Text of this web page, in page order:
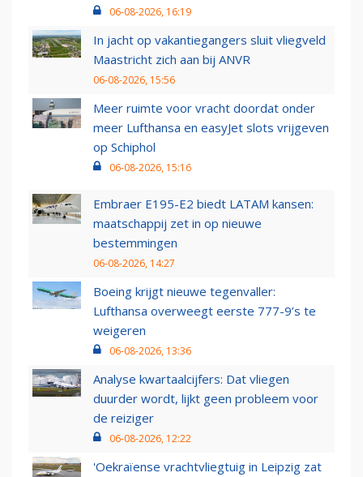
06-08-2026, 16:19
In jacht op vakantiegangers sluit vliegveld
Maastricht zich aan bij ANVR
06-08-2026, 15:56
Meer ruimte voor vracht doordat onder
meer Lufthansa en easyJet slots vrijgeven
op Schiphol
06-08-2026, 15:16
Embraer E195-E2 biedt LATAM kansen:
maatschappij zet in op nieuwe
bestemmingen
06-08-2026, 14:27
Boeing krijgt nieuwe tegenvaller:
Lufthansa overweegt eerste 777-9’s te
weigeren
06-08-2026, 13:36
Analyse kwartaalcijfers: Dat vliegen
duurder wordt, lijkt geen probleem voor
de reiziger
06-08-2026, 12:22
'Oekraïense vrachtvliegtuig in Leipzig zat